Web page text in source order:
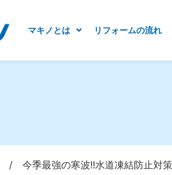
マキノとは リフォームの流れ
/今季最強の寒波!!水道凍結防止対